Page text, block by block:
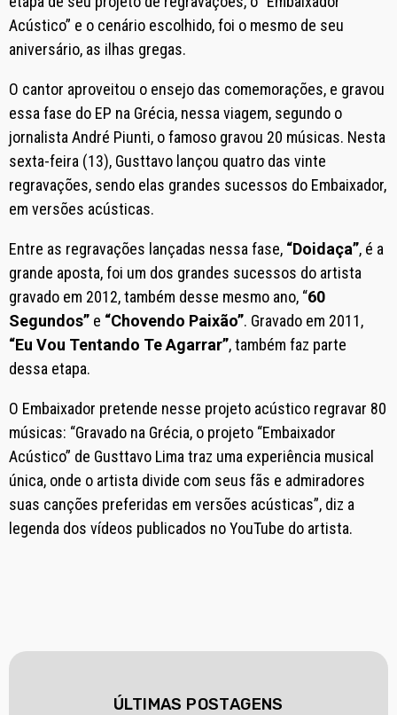
Acústico” e o cenário escolhido, foi o mesmo de seu
aniversário, as ilhas gregas.
O cantor aproveitou o ensejo das comemorações, e gravou
essa fase do EP na Grécia, nessa viagem, segundo o
jornalista André Piunti, o famoso gravou 20 músicas. Nesta
sexta-feira (13), Gusttavo lançou quatro das vinte
regravações, sendo elas grandes sucessos do Embaixador,
em versões acústicas.
Entre as regravações lançadas nessa fase, “Doidaça”, é a
grande aposta, foi um dos grandes sucessos do artista
gravado em 2012, também desse mesmo ano, “60
Segundos” e “Chovendo Paixão”. Gravado em 2011,
“Eu Vou Tentando Te Agarrar”, também faz parte
dessa etapa.
O Embaixador pretende nesse projeto acústico regravar 80
músicas: “Gravado na Grécia, o projeto “Embaixador
Acústico” de Gusttavo Lima traz uma experiência musical
única, onde o artista divide com seus fãs e admiradores
suas canções preferidas em versões acústicas”, diz a
legenda dos vídeos publicados no YouTube do artista.
ÚLTIMAS POSTAGENS